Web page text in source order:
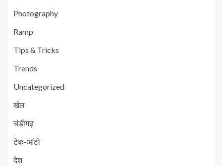
Photography
Ramp
Tips & Tricks
Trends
Uncategorized
खेल
चंडीगढ़
टेक-ऑटो
देश